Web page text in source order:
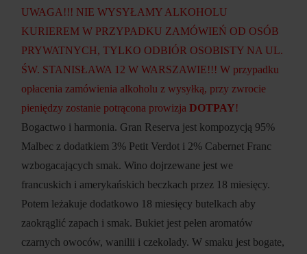
UWAGA!!! NIE WYSYŁAMY ALKOHOLU
KURIEREM W PRZYPADKU ZAMÓWIEŃ OD OSÓB
PRYWATNYCH, TYLKO ODBIÓR OSOBISTY NA UL.
ŚW. STANISŁAWA 12 W WARSZAWIE!!! W przypadku
opłacenia zamówienia alkoholu z wysyłką, przy zwrocie
pieniędzy zostanie potrącona prowizjaDOTPAY!
Bogactwo i harmonia. Gran Reserva jest kompozycją 95%
Malbec z dodatkiem 3% Petit Verdot i 2% Cabernet Franc
wzbogacających smak. Wino dojrzewane jest we
francuskich i amerykańskich beczkach przez 18 miesięcy.
Potem leżakuje dodatkowo 18 miesięcy butelkach aby
zaokrąglić zapach i smak. Bukiet jest pełen aromatów
czarnych owoców, wanilii i czekolady. W smaku jest bogate,